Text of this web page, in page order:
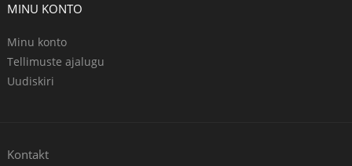
MINU KONTO
Minu konto
Tellimuste ajalugu
Uudiskiri
Kontakt